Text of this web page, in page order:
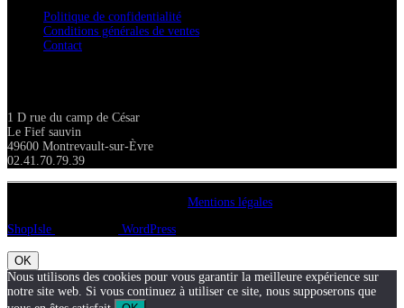
Politique de confidentialité
Conditions générales de ventes
Contact
1 D rue du camp de César
Le Fief sauvin
49600 Montrevault-sur-Èvre
02.41.70.79.39
Mentions légales
ShopIsle
WordPress
OK
Nous utilisons des cookies pour vous garantir la meilleure expérience sur
notre site web. Si vous continuez à utiliser ce site, nous supposerons que